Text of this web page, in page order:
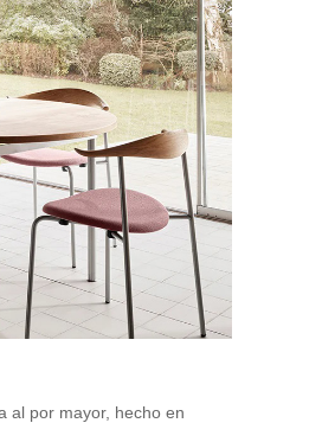
al por mayor, hecho en